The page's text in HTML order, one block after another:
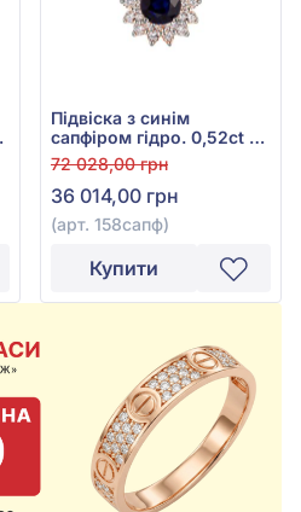
Підвіска з синім
сапфіром гідро. 0,52ct та
діамантами 0,338ct із
червоного золота 585°,
арт. 158сапф
72 028,00 грн
36 014,00 грн
(арт. 158сапф)
Купити